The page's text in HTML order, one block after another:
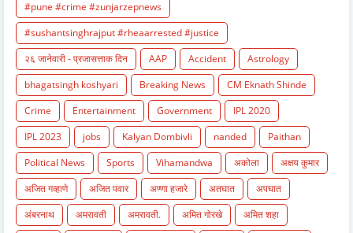
#pune #crime #zunjarzepnews
#sushantsinghrajput #rheaarrested #justice
२६ जानेवारी - प्रजासत्ताक दिन
AAP Accident
Astrology
bhagatsingh koshyari
Breaking News
CM Eknath Shinde
Crime
Entertainment Government
IPL 2020
IPL 2023
jobs Kalyan Dombivli nanded
Paithan
Political News
Sports Vihamandwa अकोला
अक्षय कुमार
अजित गव्हाणे
अजित पवार अण्णा हजारे अतघात
अपघात
अंबरनाथ
अमरावती अमरावती. अमित गोरखे
अमित शहा